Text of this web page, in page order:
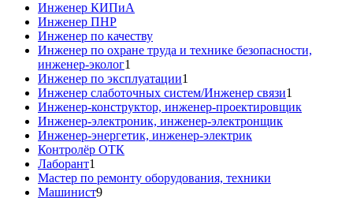
Инженер КИПиА
Инженер ПНР
Инженер по качеству
Инженер по охране труда и технике безопасности,
инженер-эколог1
Инженер по эксплуатации1
Инженер слаботочных систем/Инженер связи1
Инженер-конструктор, инженер-проектировщик
Инженер-электроник, инженер-электронщик
Инженер-энергетик, инженер-электрик
Контролёр ОТК
Лаборант1
Мастер по ремонту оборудования, техники
Машинист9